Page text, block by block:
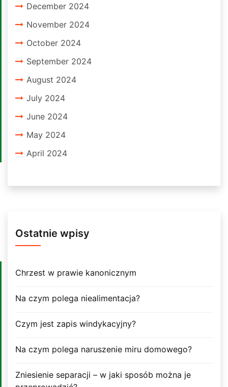
December 2024
November 2024
October 2024
September 2024
August 2024
July 2024
June 2024
May 2024
April 2024
Ostatnie wpisy
Chrzest w prawie kanonicznym
Na czym polega niealimentacja?
Czym jest zapis windykacyjny?
Na czym polega naruszenie miru domowego?
Zniesienie separacji – w jaki sposób można je